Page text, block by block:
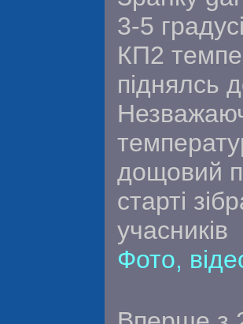
3-5
КП2
піднялсь
дощовий
старті
учасників
Фото,